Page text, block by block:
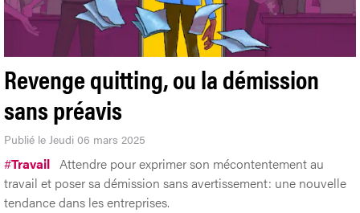
Revenge quitting, ou la démission
sans préavis
Publié le Jeudi 06 mars 2025
#Travail Attendre pour exprimer son mécontentement au
travail et poser sa démission sans avertissement: une nouvelle
tendance dans les entreprises.